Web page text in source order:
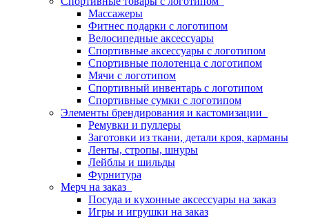
Массажеры
Фитнес подарки с логотипом
Велосипедные аксессуары
Спортивные аксессуары с логотипом
Спортивные полотенца с логотипом
Мячи с логотипом
Спортивный инвентарь с логотипом
Спортивные сумки с логотипом
Элементы брендирования и кастомизации
Ремувки и пуллеры
Заготовки из ткани, детали кроя, карманы
Ленты, стропы, шнуры
Лейблы и шильды
Фурнитура
Мерч на заказ
Посуда и кухонные аксессуары на заказ
Игры и игрушки на заказ